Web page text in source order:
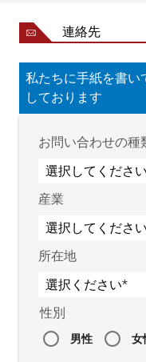
連絡先
私たちに手紙を書い
しております
お問い合わせの種
産業
所在地
性別
男性 女